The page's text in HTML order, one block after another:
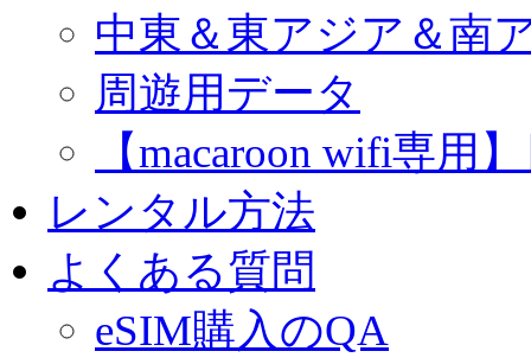
中東＆東アジア＆南
周遊用データ
【macaroon wifi専用
レンタル方法
よくある質問
eSIM購入のQA